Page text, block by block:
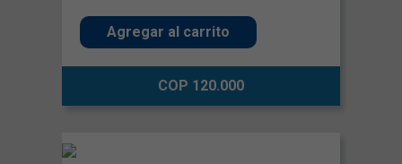
Agregar al carrito
COP 120.000